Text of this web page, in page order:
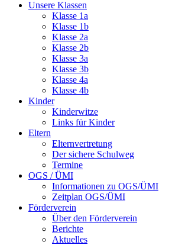
Unsere Klassen
Klasse 1a
Klasse 1b
Klasse 2a
Klasse 2b
Klasse 3a
Klasse 3b
Klasse 4a
Klasse 4b
Kinder
Kinderwitze
Links für Kinder
Eltern
Elternvertretung
Der sichere Schulweg
Termine
OGS / ÜMI
Informationen zu OGS/ÜMI
Zeitplan OGS/ÜMI
Förderverein
Über den Förderverein
Berichte
Aktuelles